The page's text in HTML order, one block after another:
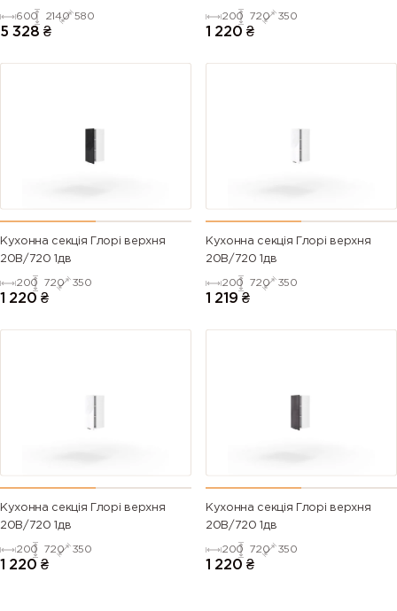
600 2140 580
5 328 ₴
200 720 350
1 220 ₴
Кухонна секція Глорі верхня
20В/720 1дв
200 720 350
1 220 ₴
Кухонна секція Глорі верхня
20В/720 1дв
200 720 350
1 219 ₴
Кухонна секція Глорі верхня
20В/720 1дв
200 720 350
1 220 ₴
Кухонна секція Глорі верхня
20В/720 1дв
200 720 350
1 220 ₴